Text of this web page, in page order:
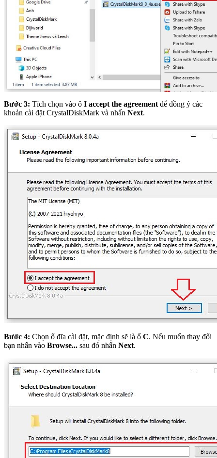
Bước 3: Tích chọn vào ô I accept the agreement để đồng ý các
khoản cài đặt CrystalDiskMark và nhấn Next.
Bước 4: Chọn ổ đĩa cài đặt, mặc định sẽ là ổ C. Nếu muốn thay đổi
bạn nhấn vào Browse... sau đó nhấn Next.